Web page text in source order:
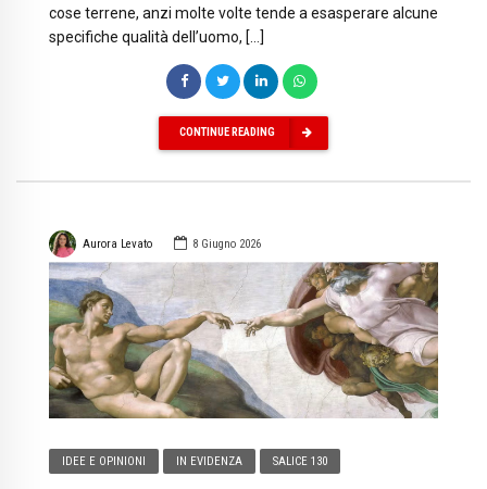
cose terrene, anzi molte volte tende a esasperare alcune
specifiche qualità dell’uomo, […]
CONTINUE READING
Aurora Levato 8 Giugno 2026
IDEE E OPINIONI IN EVIDENZA SALICE 130